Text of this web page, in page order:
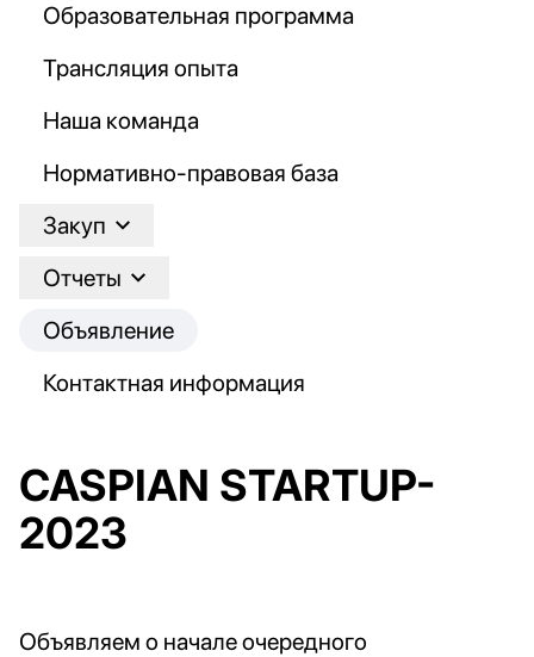
Образовательная программа
Трансляция опыта
Наша команда
Нормативно-правовая база
Закуп
Отчеты
Объявление
Контактная информация
CASPIAN STARTUP-
2023
Объявляем о начале очередного